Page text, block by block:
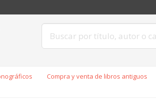
Compra y venta de libros antiguos